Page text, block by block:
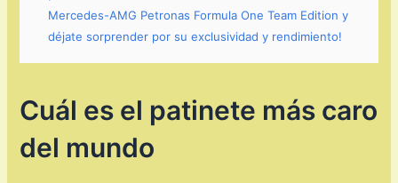
Mercedes-AMG Petronas Formula One Team Edition y
déjate sorprender por su exclusividad y rendimiento!
Cuál es el patinete más caro
del mundo